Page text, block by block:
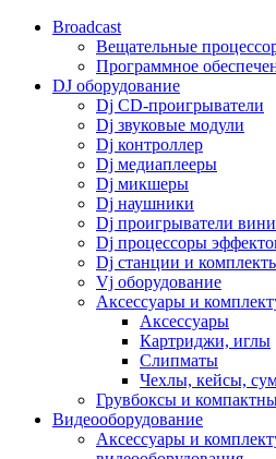
Broadcast
Вещательные
Программное
DJ оборудование
Dj CD-проигрыватели
Dj звуковые модули
Dj контроллер
Dj медиаплееры
Dj микшеры
Dj наушники
Dj проигрыватели
Dj процессоры
Dj станции и
Vj оборудование
Аксессуары и
Аксессуары
Картриджи, иглы
Слипматы
Чехлы, кейсы,
Грувбоксы и
Видеооборудование
Аксессуары и